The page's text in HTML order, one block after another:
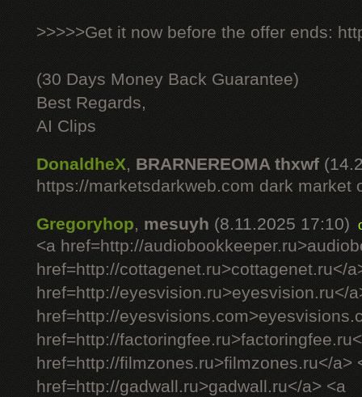
>>>>>Get it now before the offer ends:
(30 Days Money Back Guarantee)
Best Regards,
AI Clips
DonaldheX, BRARNEREOMA thxwf
https://marketsdarkweb.com dark market
Gregoryhop, mesuyh (8.11.2025 17:10)
<a href=http://
href=http://cottagenet.ru>cottagenet.ru</
href=http://eyesvision.ru>eyesvision.ru</
href=http://
href=http://
href=http://filmzones.ru>filmzones.ru</a>
href=http://gadwall.ru>gadwall.ru</a> <a